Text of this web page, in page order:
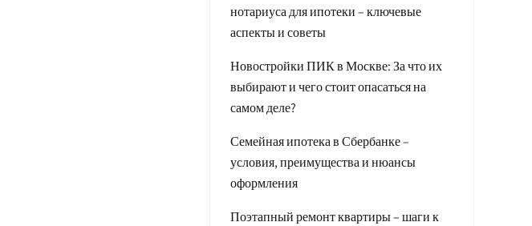
нотариуса для ипотеки – ключевые
аспекты и советы
Новостройки ПИК в Москве: За что их
выбирают и чего стоит опасаться на
самом деле?
Семейная ипотека в Сбербанке –
условия, преимущества и нюансы
оформления
Поэтапный ремонт квартиры – шаги к